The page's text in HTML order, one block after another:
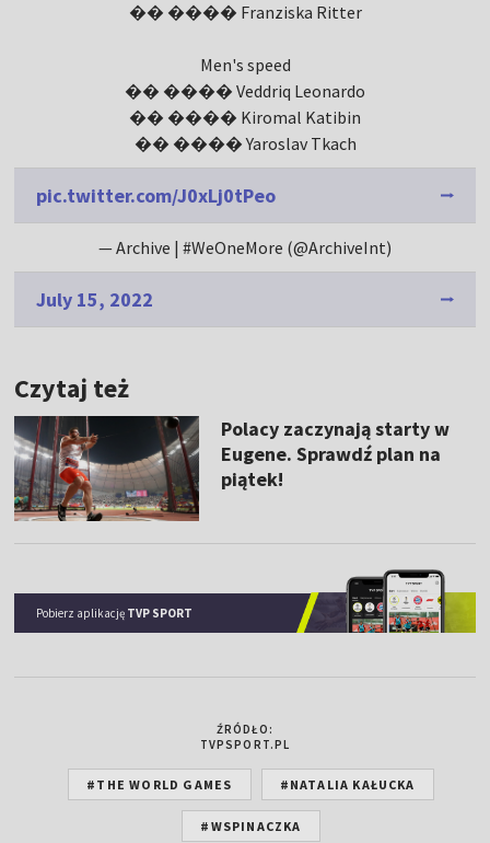
�� ���� Franziska Ritter
Men's speed
�� ���� Veddriq Leonardo
�� ���� Kiromal Katibin
�� ���� Yaroslav Tkach
pic.twitter.com/J0xLj0tPeo
— Archive | #WeOneMore (@ArchiveInt)
July 15, 2022
Czytaj też
Polacy zaczynają starty w
Eugene. Sprawdź plan na
piątek!
Pobierz aplikację TVP SPORT
ŹRÓDŁO:
TVPSPORT.PL
#THE WORLD GAMES #NATALIA KAŁUCKA
#WSPINACZKA